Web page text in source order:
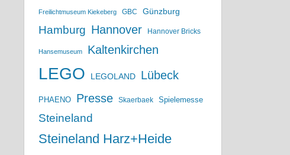
Freilichtmuseum Kiekeberg GBC Günzburg
Hamburg Hannover Hannover Bricks
Hansemuseum Kaltenkirchen
LEGO LEGOLAND Lübeck
PHAENO Presse Skaerbaek Spielemesse
Steineland
Steineland Harz+Heide